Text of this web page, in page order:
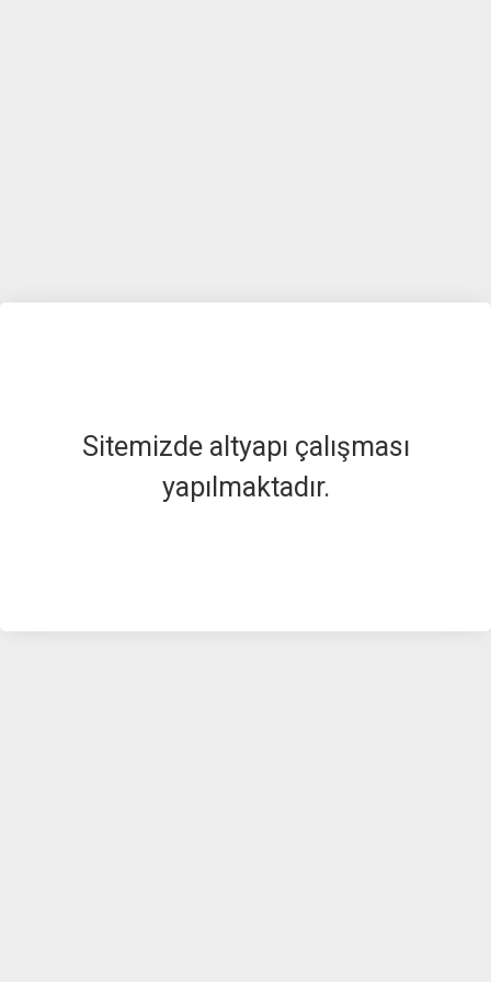
Sitemizde altyapı çalışması
yapılmaktadır.